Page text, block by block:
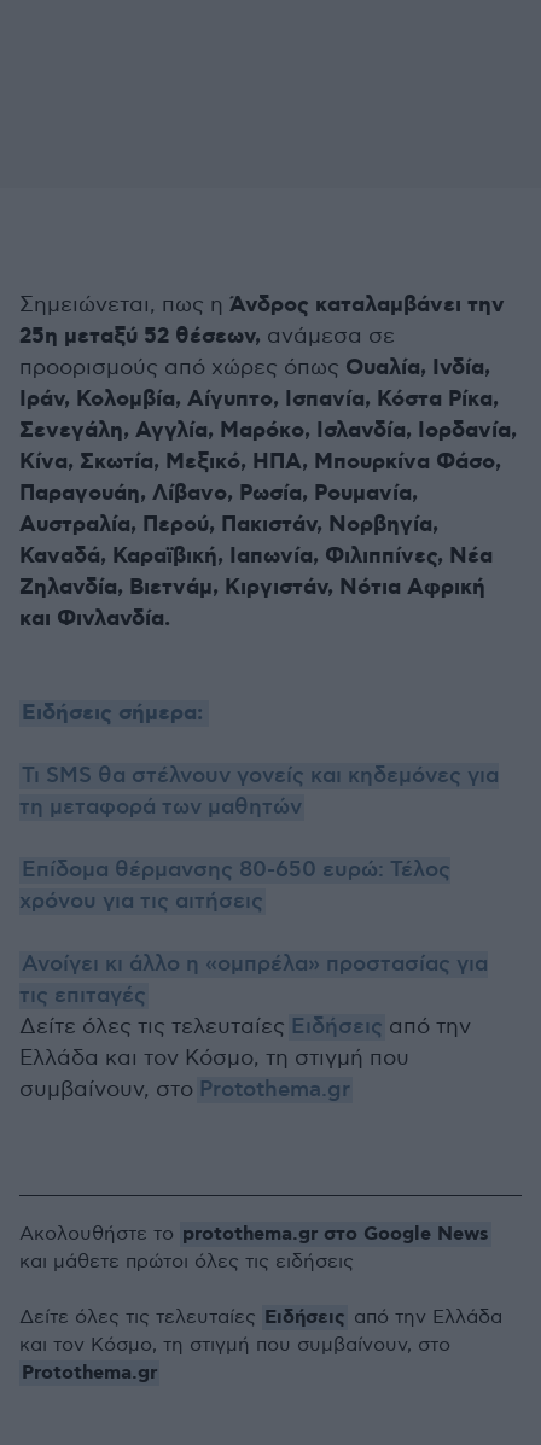
Σημειώνεται, πως η Άνδρος καταλαμβάνει την
25η μεταξύ 52 θέσεων, ανάμεσα σε
προορισμούς από χώρες όπως Ουαλία, Ινδία,
Ιράν, Κολομβία, Αίγυπτο, Ισπανία, Κόστα Ρίκα,
Σενεγάλη, Αγγλία, Μαρόκο, Ισλανδία, Ιορδανία,
Κίνα, Σκωτία, Μεξικό, ΗΠΑ, Μπουρκίνα Φάσο,
Παραγουάη, Λίβανο, Ρωσία, Ρουμανία,
Αυστραλία, Περού, Πακιστάν, Νορβηγία,
Καναδά, Καραϊβική, Ιαπωνία, Φιλιππίνες, Νέα
Ζηλανδία, Βιετνάμ, Κιργιστάν, Νότια Αφρική
και Φινλανδία.
Ειδήσεις σήμερα:
Τι SMS θα στέλνουν γονείς και κηδεμόνες για
τη μεταφορά των μαθητών
Επίδομα θέρμανσης 80-650 ευρώ: Τέλος
χρόνου για τις αιτήσεις
Ανοίγει κι άλλο η «ομπρέλα» προστασίας για
τις επιταγές
Δείτε όλες τις τελευταίες Ειδήσεις από την
Ελλάδα και τον Κόσμο, τη στιγμή που
συμβαίνουν, στο Protothema.gr
Ακολουθήστε το protothema.gr στο Google News
και μάθετε πρώτοι όλες τις ειδήσεις
Δείτε όλες τις τελευταίες Ειδήσεις από την Ελλάδα
και τον Κόσμο, τη στιγμή που συμβαίνουν, στο
Protothema.gr